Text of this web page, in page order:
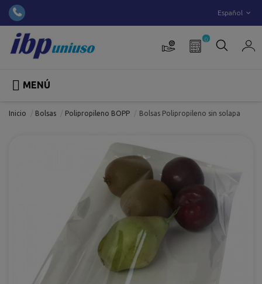
Español
0
 MENÚ
Inicio Bolsas Polipropileno BOPP Bolsas Polipropileno sin solapa